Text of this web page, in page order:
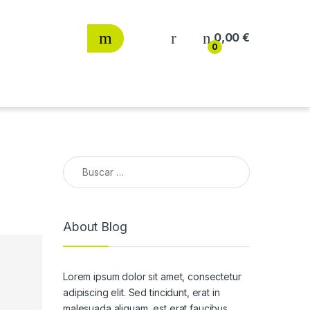
0
0,00€
Buscar:
About Blog
Lorem ipsum dolor sit amet, consectetur
adipiscing elit. Sed tincidunt, erat in